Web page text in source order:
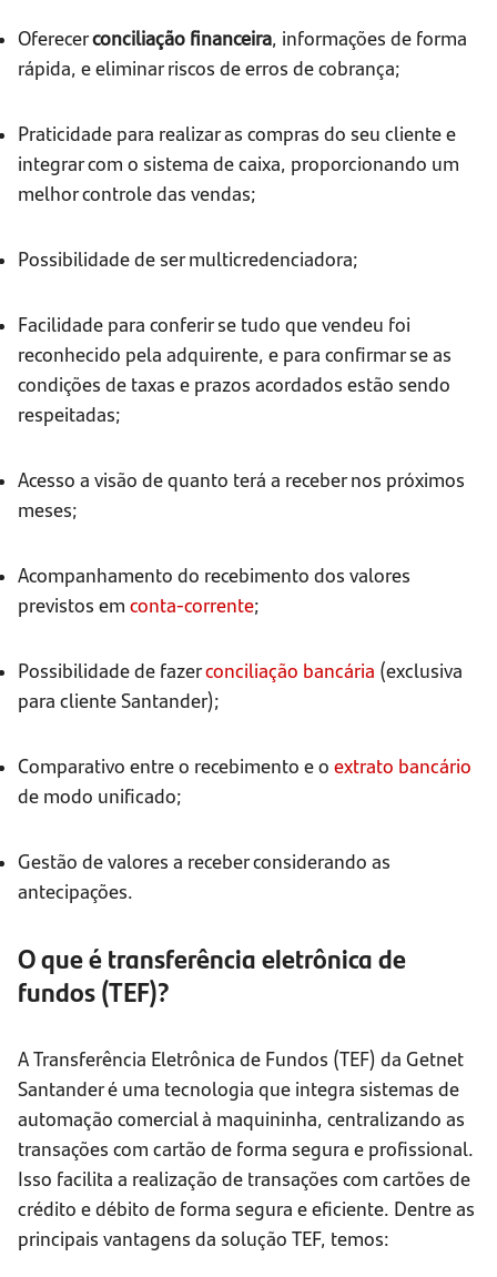
Oferecerconciliação financeira, informações de forma
rápida, e eliminar riscos de erros de cobrança;
Praticidade para realizar as compras do seu cliente e
integrar com o sistema de caixa, proporcionando um
melhor controle das vendas;
Possibilidade de ser multicredenciadora;
Facilidade para conferir se tudo que vendeu foi
reconhecido pela adquirente, e para confirmar se as
condições de taxas e prazos acordados estão sendo
respeitadas;
Acesso a visão de quanto terá a receber nos próximos
meses;
Acompanhamento do recebimento dos valores
previstos em conta-corrente;
Possibilidade de fazerconciliação bancária (exclusiva
para cliente Santander);
Comparativo entre o recebimento e o extrato bancário
de modo unificado;
Gestão de valores a receber considerando as
antecipações.
O que é transferência eletrônica de
fundos (TEF)?
A Transferência Eletrônica de Fundos (TEF) da Getnet
Santander é uma tecnologia que integra sistemas de
automação comercial à maquininha, centralizando as
transações com cartão de forma segura e profissional.
Isso facilita a realização de transações com cartões de
crédito e débito de forma segura e eficiente. Dentre as
principais vantagens da solução TEF, temos: